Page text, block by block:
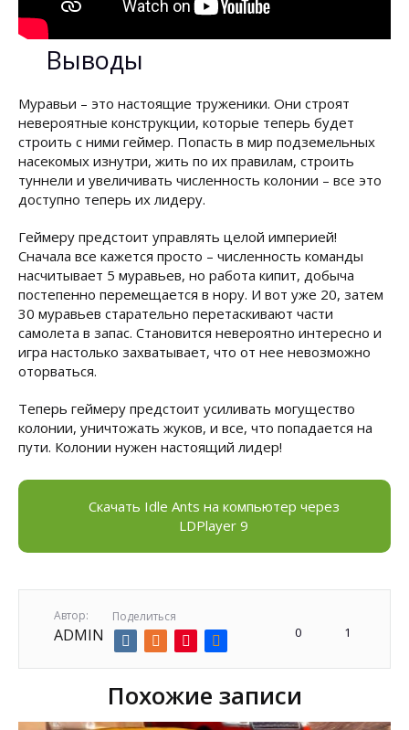
Выводы
Муравьи – это настоящие труженики. Они строят
невероятные конструкции, которые теперь будет
строить с ними геймер. Попасть в мир подземельных
насекомых изнутри, жить по их правилам, строить
туннели и увеличивать численность колонии – все это
доступно теперь их лидеру.
Геймеру предстоит управлять целой империей!
Сначала все кажется просто – численность команды
насчитывает 5 муравьев, но работа кипит, добыча
постепенно перемещается в нору. И вот уже 20, затем
30 муравьев старательно перетаскивают части
самолета в запас. Становится невероятно интересно и
игра настолько захватывает, что от нее невозможно
оторваться.
Теперь геймеру предстоит усиливать могущество
колонии, уничтожать жуков, и все, что попадается на
пути. Колонии нужен настоящий лидер!
Скачать Idle Ants на компьютер через
LDPlayer 9
Автор:
ADMIN
Поделиться
0 1
Похожие записи